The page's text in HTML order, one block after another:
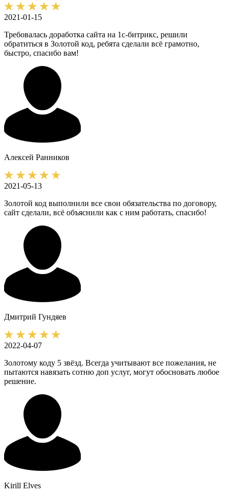
2021-01-15
Требовалась доработка сайта на 1с-битрикс, решили
обратиться в Золотой код, ребята сделали всё грамотно,
быстро, спасибо вам!
Алексей Ранников
2021-05-13
Золотой код выполнили все свои обязательства по договору,
сайт сделали, всё объяснили как с ним работать, спасибо!
Дмитрий Гундяев
2022-04-07
Золотому коду 5 звёзд. Всегда учитывают все пожелания, не
пытаются навязать сотню доп услуг, могут обосновать любое
решение.
Kirill Elves